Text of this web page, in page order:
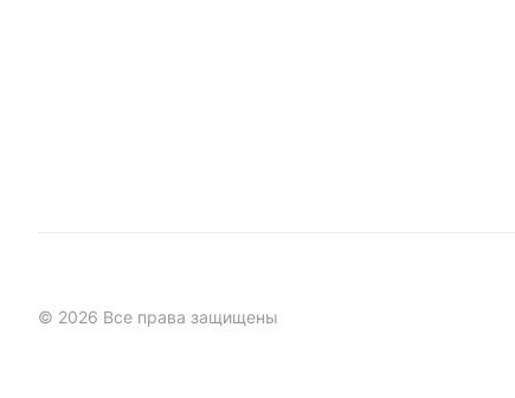
© 2026 Все права защищены